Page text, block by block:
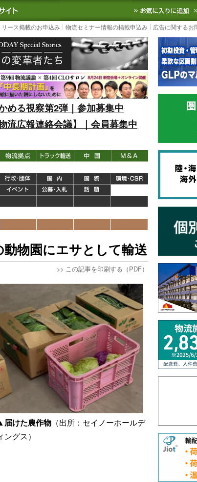
内最大の物流ニュースサイト3PL, SCMなど国内外の最新の物流
ース掲載のお申込み 物流セミナー情報の掲載申込み 広告に関するお
める視察第2弾｜参加募集中
流広報連絡会議】｜会員募集中
物園にエサとして輸送
>> この記事を印刷する（PDF）
届けた農作物 （出所：セイノーホールデ
ングス）